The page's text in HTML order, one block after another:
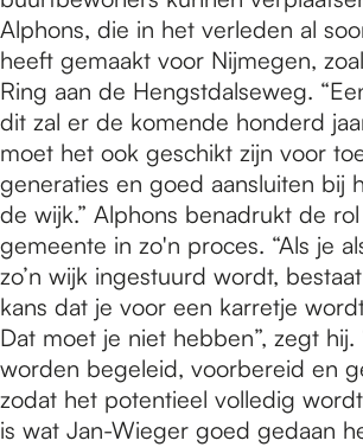
Alphons, die in het verleden al
heeft gemaakt voor Nijmegen,
Ring aan de Hengstdalseweg.
dit zal er de komende honderd
moet het ook geschikt zijn voor
generaties en goed aansluiten bij
de wijk.” Alphons benadrukt de
gemeente in zo'n proces. “Als je
zo’n wijk ingestuurd wordt,
kans dat je voor een karretje
Dat moet je niet hebben”, zegt
worden begeleid, voorbereid en
zodat het potentieel volledig
is wat Jan-Wieger goed gedaan